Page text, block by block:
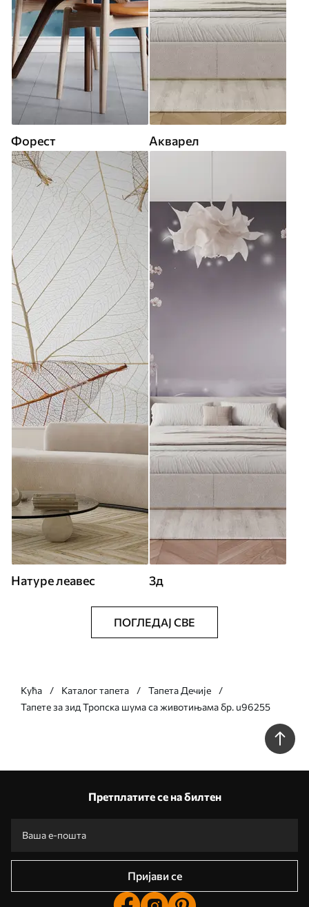
Форест Акварел
Натуре леавес 3д
ПОГЛЕДАЈ СВЕ
Кућа Каталог тапета
Тапета Дечије
Тапете за зид Тропска шума са животињама бр. u96255
Претплатите се на билтен
Пријави се